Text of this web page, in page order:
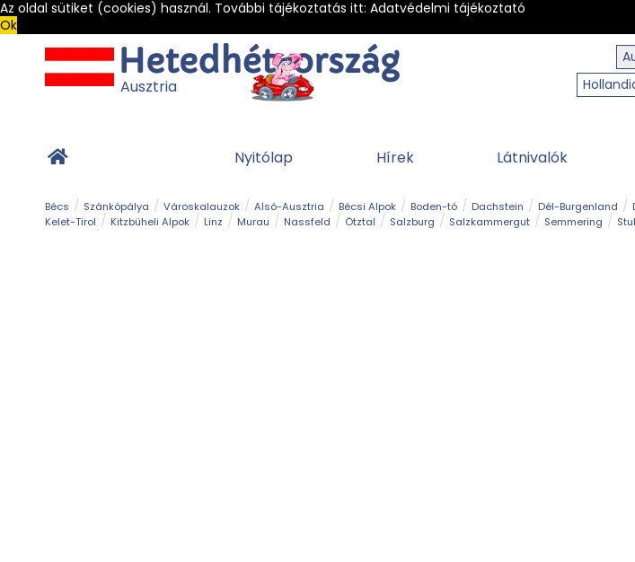
Az oldal sütiket (cookies) használ. További tájékoztatás itt: Adatvédelmi tájékoztató
Ok
Ausztria
Nyitólap Hírek Látnivalók
Bécs Szánkópálya Városkalauzok Alsó-Ausztria Bécsi Alpok Boden-tó Dachstein Dél-Burgenland
Kelet-Tirol
Kitzbüheli Alpok Linz Murau Nassfeld Ötztal Salzburg Salzkammergut Semmering